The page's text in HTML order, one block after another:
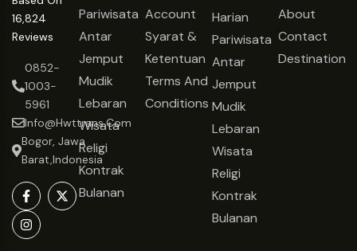
16,824
Reviews
0852-
1003-
5961
Info@hwttrans.com
Bogor, Jawa
Barat,Indonesia
Pariwisata
Antar
Jemput
Mudik
Lebaran
Wisata
Religi
Kontrak
Bulanan
Account
Syarat &
Ketentuan
Terms And
Conditions
Harian
Pariwisata
Antar
Jemput
Mudik
Lebaran
Wisata
Religi
Kontrak
Bulanan
About
Contact
Destination